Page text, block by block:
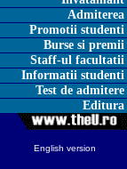
Admiterea
Promotii studenti
Burse si premii
Staff-ul facultatii
Informatii studenti
Test de admitere
Editura
English version